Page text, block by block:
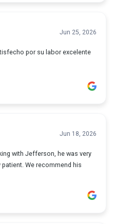
Jun 25, 2026
por su labor excelente
Jun 18, 2026
with Jefferson, he was very
We recommend his